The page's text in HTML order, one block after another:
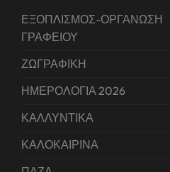
ΕΞΟΠΛΙΣΜΟΣ-ΟΡΓΑΝΩΣΗ
ΓΡΑΦΕΙΟΥ
ΖΩΓΡΑΦΙΚΗ
ΗΜΕΡΟΛΟΓΙΑ 2026
ΚΑΛΛΥΝΤΙΚΑ
ΚΑΛΟΚΑΙΡΙΝΑ